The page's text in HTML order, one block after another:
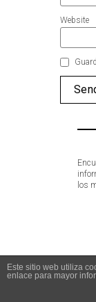
Website
los
Este sitio web utiliza
enlace para mayor